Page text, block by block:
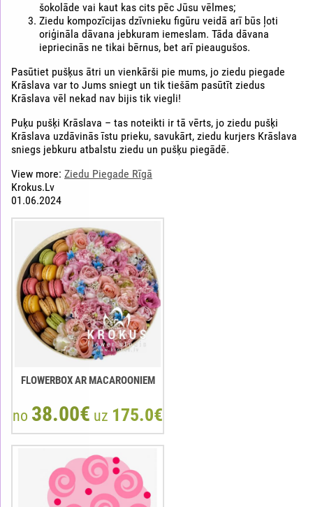
šokolāde vai kaut kas cits pēc Jūsu vēlmes;
Ziedu kompozīcijas dzīvnieku figūru veidā arī būs ļoti
oriģināla dāvana jebkuram iemeslam. Tāda dāvana
iepriecinās ne tikai bērnus, bet arī pieaugušos.
Pasūtiet pušķus ātri un vienkārši pie mums, jo ziedu piegade
Krāslava var to Jums sniegt un tik tiešām pasūtīt ziedus
Krāslava vēl nekad nav bijis tik viegli!
Puķu pušķi Krāslava – tas noteikti ir tā vērts, jo ziedu pušķi
Krāslava uzdāvinās īstu prieku, savukārt, ziedu kurjers Krāslava
sniegs jebkuru atbalstu ziedu un pušķu piegādē.
View more: Ziedu Piegade Rīgā
Krokus.Lv
01.06.2024
FLOWERBOX AR MACAROONIEM
no 38.00€ uz 175.0€